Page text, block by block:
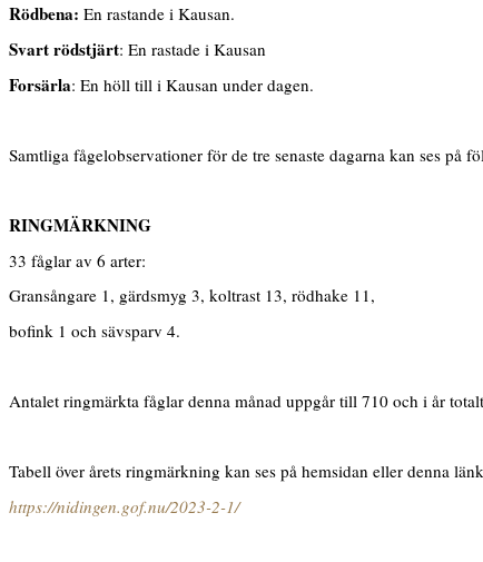
Rödbena: En rastande i Kausan.
Svart rödstjärt: En rastade i Kausan
Forsärla: En höll till i Kausan under dagen.
Samtliga fågelobservationer för de tre senaste dagarna kan ses på
RINGMÄRKNING
33 fåglar av 6 arter:
Gransångare 1, gärdsmyg 3, koltrast 13, rödhake 11,
bofink 1 och sävsparv 4.
Antalet ringmärkta fåglar denna månad uppgår till 710 och i år
Tabell över årets ringmärkning kan ses på hemsidan eller denna
https://nidingen.gof.nu/2023-2-1/